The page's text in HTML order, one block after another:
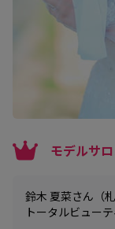
モデルサ
鈴木 夏菜さん（札
トータルビュー